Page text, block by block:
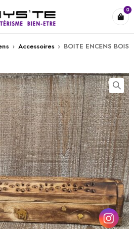
0
› Accessoires › BOITE ENCENS BOIS